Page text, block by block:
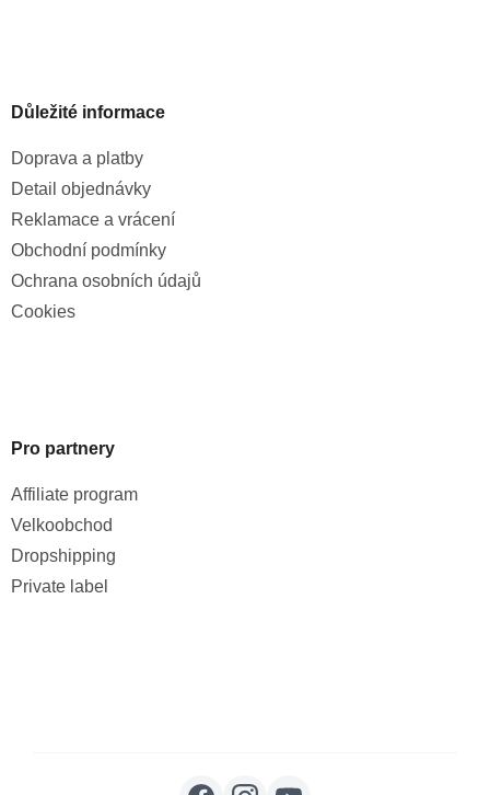
Důležité informace
Doprava a platby
Detail objednávky
Reklamace a vrácení
Obchodní podmínky
Ochrana osobních údajů
Cookies
Pro partnery
Affiliate program
Velkoobchod
Dropshipping
Private label